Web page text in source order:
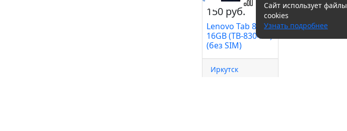
150 руб.
Lenovo Tab 8
16GB (TB-8304F1)
(без SIM)
Иркутск
Сайт использует файлы
cookies
Узнать подробнее